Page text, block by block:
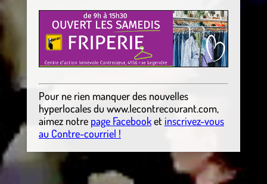
Pour ne rien manquer des nouvelles
hyperlocalesdu www.lecontrecourant.com,
aimez notre page Facebooket inscrivez-vous
au Contre-courriel !